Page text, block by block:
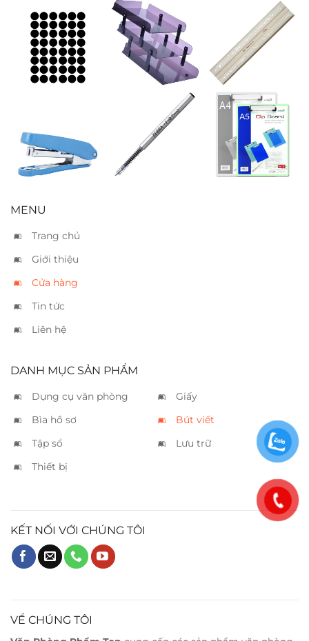
Nhãn decal
tròn đen 6×8
Khay mica 3
tầng
Thước chữ Koh
I Noor 75cm
Kanex HD45 –
20 tờ
Ruột bút Zebra
F
Bìa trình ký
Xukiva 189 A5
MENU
Trang chủ
Giới thiệu
Cửa hàng
Tin tức
Liên hệ
DANH MỤC SẢN PHẨM
Dụng cụ văn phòng
Giấy
Bìa hồ sơ
Bút viết
Tập sổ
Lưu trữ
Thiết bị
KẾT NỐI VỚI CHÚNG TÔI
VỀ CHÚNG TÔI